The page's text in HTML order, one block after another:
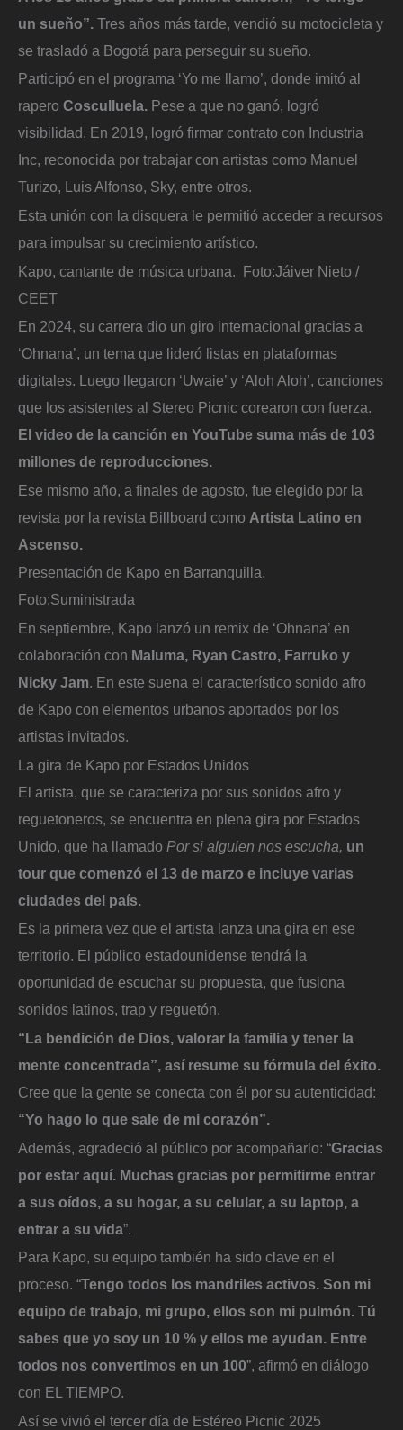
un sueño”. Tres años más tarde, vendió su motocicleta y
se trasladó a Bogotá para perseguir su sueño.
Participó en el programa ‘Yo me llamo’, donde imitó al
rapero Cosculluela. Pese a que no ganó, logró
visibilidad. En 2019, logró firmar contrato con Industria
Inc, reconocida por trabajar con artistas como Manuel
Turizo, Luis Alfonso, Sky, entre otros.
Esta unión con la disquera le permitió acceder a recursos
para impulsar su crecimiento artístico.
Kapo, cantante de música urbana.
Foto:Jáiver Nieto /
CEET
En 2024, su carrera dio un giro internacional gracias a
‘Ohnana’, un tema que lideró listas en plataformas
digitales. Luego llegaron ‘Uwaie’ y ‘Aloh Aloh’, canciones
que los asistentes al Stereo Picnic corearon con fuerza.
El video de la canción en YouTube suma más de 103
millones de reproducciones.
Ese mismo año, a finales de agosto, fue elegido por la
revista por la revista Billboard como Artista Latino en
Ascenso.
Presentación de Kapo en Barranquilla.
Foto:Suministrada
En septiembre, Kapo lanzó un remix de ‘Ohnana’ en
colaboración con Maluma, Ryan Castro, Farruko y
Nicky Jam. En este suena el característico sonido afro
de Kapo con elementos urbanos aportados por los
artistas invitados.
La gira de Kapo por Estados Unidos
El artista, que se caracteriza por sus sonidos afro y
reguetoneros, se encuentra en plena gira por Estados
Unido, que ha llamado Por si alguien nos escucha, un
tour que comenzó el 13 de marzo e incluye varias
ciudades del país.
Es la primera vez que el artista lanza una gira en ese
territorio. El público estadounidense tendrá la
oportunidad de escuchar su propuesta, que fusiona
sonidos latinos, trap y reguetón.
“La bendición de Dios, valorar la familia y tener la
mente concentrada”, así resume su fórmula del éxito.
Cree que la gente se conecta con él por su autenticidad:
“Yo hago lo que sale de mi corazón”.
Además, agradeció al público por acompañarlo: “Gracias
por estar aquí. Muchas gracias por permitirme entrar
a sus oídos, a su hogar, a su celular, a su laptop, a
entrar a su vida”.
Para Kapo, su equipo también ha sido clave en el
proceso. “Tengo todos los mandriles activos. Son mi
equipo de trabajo, mi grupo, ellos son mi pulmón. Tú
sabes que yo soy un 10 % y ellos me ayudan. Entre
todos nos convertimos en un 100”, afirmó en diálogo
con EL TIEMPO.
Así se vivió el tercer día de Estéreo Picnic 2025